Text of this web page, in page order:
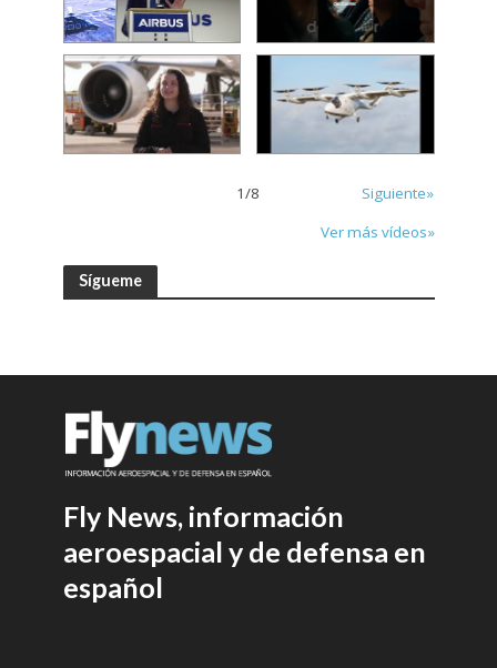
1/8
Siguiente»
Ver más vídeos»
Sígueme
Fly News, información
aeroespacial y de defensa en
español